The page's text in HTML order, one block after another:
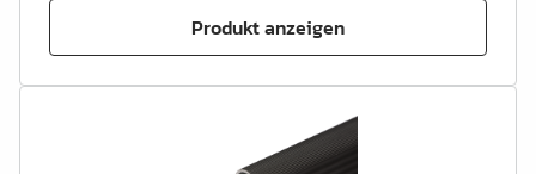
Produkt anzeigen